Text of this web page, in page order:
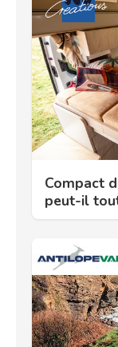
Compact
peut-il